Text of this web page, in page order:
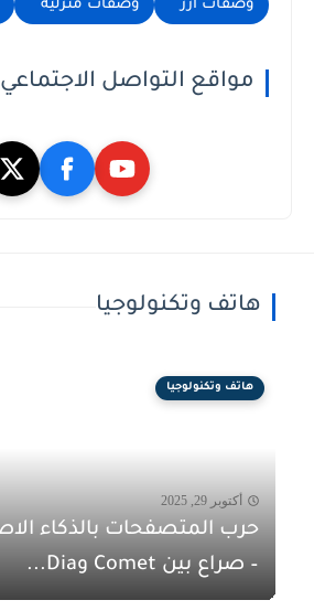
وصفات أرز وصفات منزلية
مواقع التواصل الاجتماعي
هاتف وتكنولوجيا
هاتف وتكنولوجيا
أكتوبر 29, 2025
– صراع بين Comet وDia...